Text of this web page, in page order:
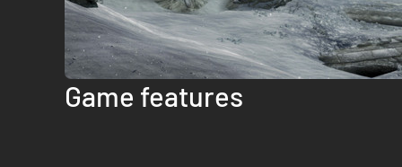
Game features